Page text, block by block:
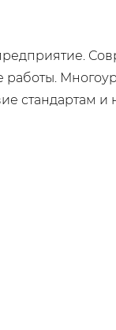
стандартам